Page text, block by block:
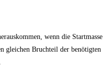
wenn die Startmasse
gleichen Bruchteil der benötigten